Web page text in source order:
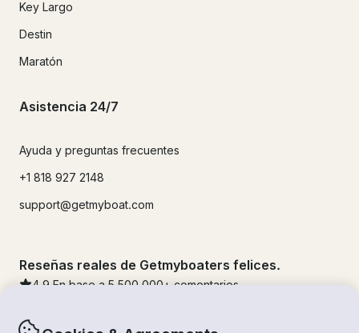
Key Largo
Destin
Maratón
Asistencia 24/7
Ayuda y preguntas frecuentes
+1 818 927 2148
support@getmyboat.com
Reseñas reales de Getmyboaters felices.
4.9 En base a 5 500,000 + comentarios